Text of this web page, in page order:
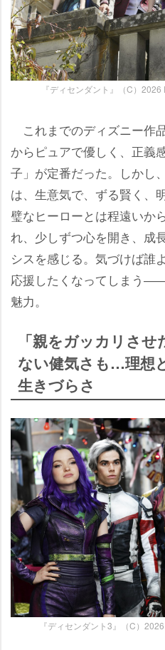
『ディセンダント』（C）
これまでのディズニー作
からピュアで優しく、正義
子」が定番だった。しかし
は、生意気で、ずる賢く、
璧なヒーローとは程遠いか
れ、少しずつ心を開き、成
シスを感じる。気づけば誰
応援したくなってしまう
魅力。
「親をガッカリさ
ない健気さも…理想
生きづらさ
『ディセンダント3』（C）